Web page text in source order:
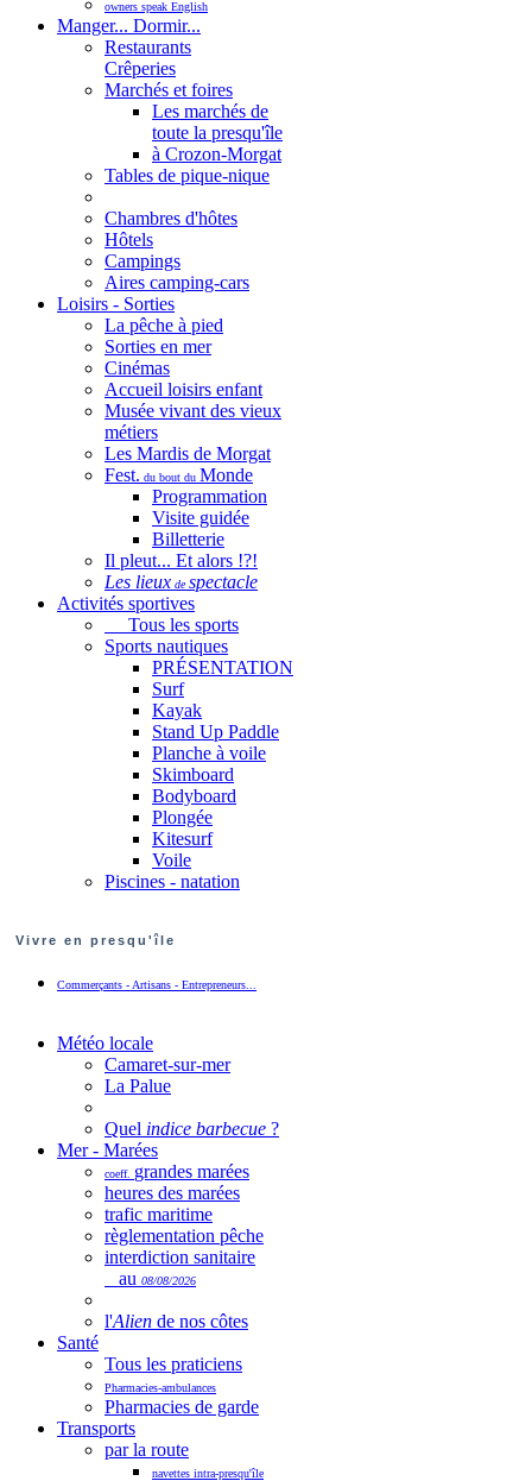
owners speak English
Manger... Dormir...
Restaurants
Crêperies
Marchés et foires
Les marchés de
toute la presqu'île
à Crozon-Morgat
Tables de pique-nique
Chambres d'hôtes
Hôtels
Campings
Aires camping-cars
Loisirs - Sorties
La pêche à pied
Sorties en mer
Cinémas
Accueil loisirs enfant
Musée vivant des vieux
métiers
Les Mardis de Morgat
Fest. du bout du Monde
Programmation
Visite guidée
Billetterie
Il pleut... Et alors !?!
Les lieux despectacle
Activités sportives
Tous les sports
Sports nautiques
PRÉSENTATION
Surf
Kayak
Stand Up Paddle
Planche à voile
Skimboard
Bodyboard
Plongée
Kitesurf
Voile
Piscines - natation
Vivre en presqu'île
Commerçants - Artisans - Entrepreneurs...
Météo locale
Camaret-sur-mer
La Palue
Quel indice barbecue ?
Mer - Marées
coeff. grandes marées
heures des marées
trafic maritime
règlementation pêche
interdiction sanitaire
au 08/08/2026
l'Alien de nos côtes
Santé
Tous les praticiens
Pharmacies-ambulances
Pharmacies de garde
Transports
par la route
navettes intra-presqu'île